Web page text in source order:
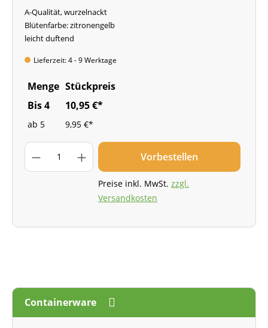
A-Qualität, wurzelnackt
Blütenfarbe: zitronengelb
leicht duftend
Lieferzeit: 4 - 9 Werktage
Menge Stückpreis
Bis4 10,95 €*
ab 5 9,95 €*
Vorbestellen
Preise inkl. MwSt. zzgl.
Versandkosten
Containerware